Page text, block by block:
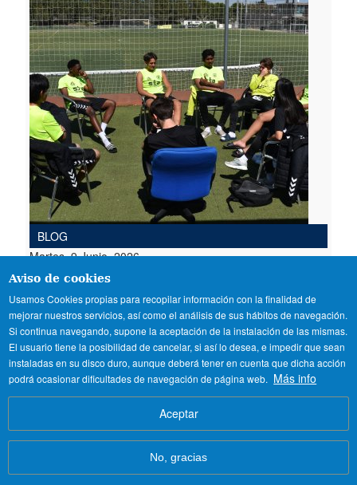
BLOG
Martes, 9 Junio, 2026
Pruebas de futbol para
futbolistas internacionales en
verano
Consigue tu oportunidad en España.Pruebas de
fútbol en veranopara jugadores internacionales
con entrenamiento UEFA Pro, residencia segura y
Aviso de cookies
Usamos Cookies propias para recopilar información con la finalidad de
mejorar nuestros servicios, así como el análisis de sus hábitos de navegación.
Si continua navegando, supone la aceptación de la instalación de las mismas.
El usuario tiene la posibilidad de cancelar, si así lo desea, e impedir que sean
instaladas en su disco duro, aunque deberá tener en cuenta que dicha acción
podrá ocasionar dificultades de navegación de página web. Más info
Aceptar
No, gracias